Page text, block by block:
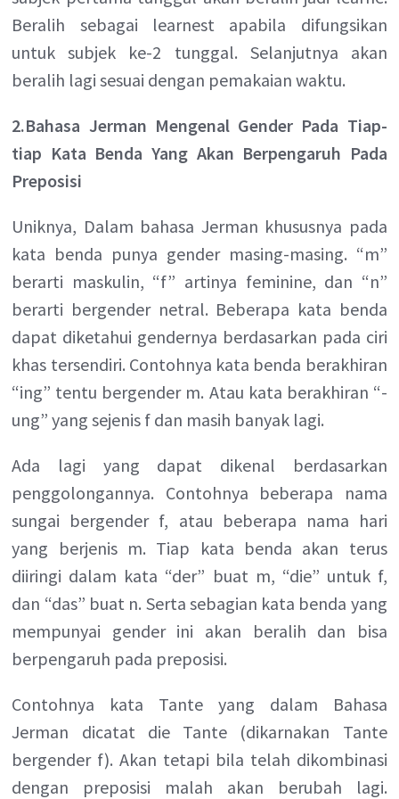
Beralih sebagai learnest apabila difungsikan
untuk subjek ke-2 tunggal. Selanjutnya akan
beralih lagi sesuai dengan pemakaian waktu.
2.Bahasa Jerman Mengenal Gender Pada Tiap-
tiap Kata Benda Yang Akan Berpengaruh Pada
Preposisi
Uniknya, Dalam bahasa Jerman khususnya pada
kata benda punya gender masing-masing. “m”
berarti maskulin, “f” artinya feminine, dan “n”
berarti bergender netral. Beberapa kata benda
dapat diketahui gendernya berdasarkan pada ciri
khas tersendiri. Contohnya kata benda berakhiran
“ing” tentu bergender m. Atau kata berakhiran “-
ung” yang sejenis f dan masih banyak lagi.
Ada lagi yang dapat dikenal berdasarkan
penggolongannya. Contohnya beberapa nama
sungai bergender f, atau beberapa nama hari
yang berjenis m. Tiap kata benda akan terus
diiringi dalam kata “der” buat m, “die” untuk f,
dan “das” buat n. Serta sebagian kata benda yang
mempunyai gender ini akan beralih dan bisa
berpengaruh pada preposisi.
Contohnya kata Tante yang dalam Bahasa
Jerman dicatat die Tante (dikarnakan Tante
bergender f). Akan tetapi bila telah dikombinasi
dengan preposisi malah akan berubah lagi.